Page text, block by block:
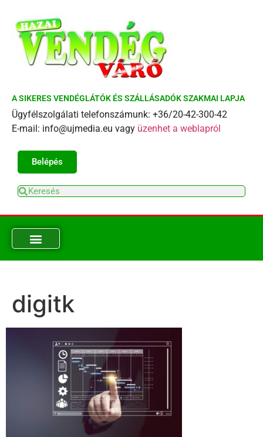
A SIKERES VENDÉGLÁTÓK ÉS SZÁLLÁSADÓK SZAKMAI LAPJA
Ügyfélszolgálati telefonszámunk: +36/20-42-300-42
E-mail: info@ujmedia.eu vagy üzenhet a weblapról
Belépés
digitk